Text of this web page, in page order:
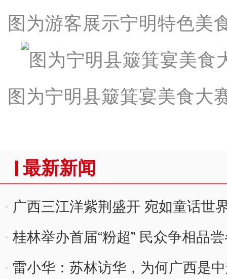
图为游客展示宁明特色美
图为宁明县簸箕宴美食大
最新新闻
广西三江洋紫荆盛开 宛如童话世
桂林举办首届“粉超” 民众争相品
雷小华：苏林访华，为何广西是